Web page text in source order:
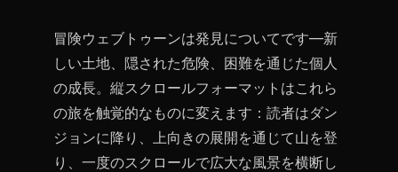
冒険ウェブトゥーンは発見についてです—新
しい土地、隠された危険、困難を通じた個人
の成長。縦スクロールフォーマットはこれら
の旅を触覚的なものに変えます：読者はダン
ジョンに降り、上向きの展開を通じて山を登
り、一度のスクロールで広大な風景を横断し